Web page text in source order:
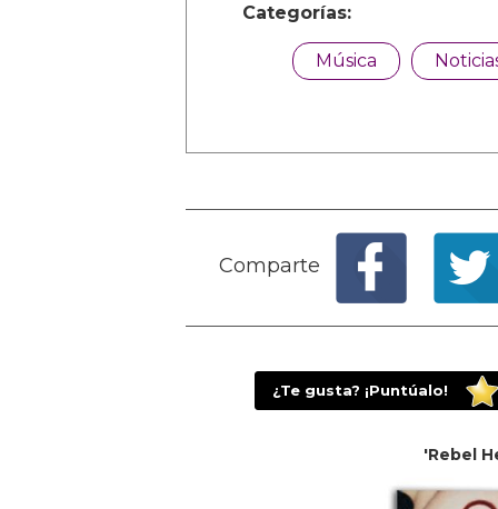
Categorías:
Música
Comparte
¿Te gusta? ¡Puntúalo!
'Rebel